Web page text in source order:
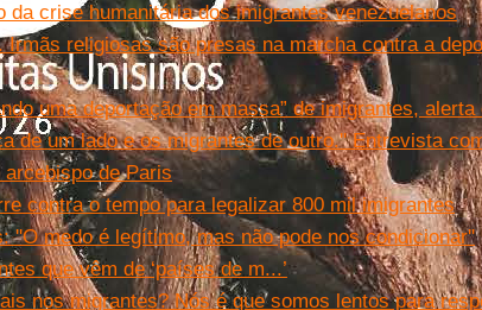
da crise humanitária dos imigrantes venezuelanos
Irmãs religiosas são presas na marcha contra a
uma deportação em massa” de imigrantes, alerta
de um lado e os migrantes de outro.'' Entrevista
de Paris
contra o tempo para legalizar 800 mil imigrantes
''O medo é legítimo, mas não pode nos condicionar''
que vêm de ‘países de m...’
nos migrantes? Nós é que somos lentos para